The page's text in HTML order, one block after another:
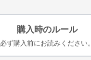
購入時のルール
必ず購入前にお読みください。